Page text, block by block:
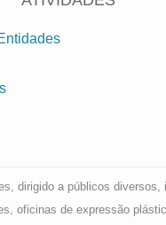
dirigido a públicos diversos,
oficinas de expressão